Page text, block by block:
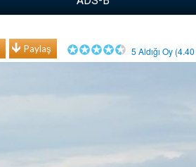
Paylaş 5 Aldığı Oy (4.40